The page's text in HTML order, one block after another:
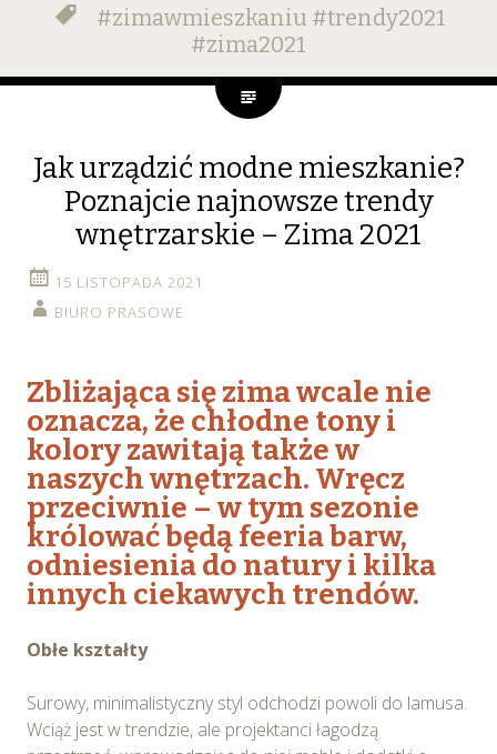
#zimawmieszkaniu #trendy2021
#zima2021
Jak urządzić modne mieszkanie?
Poznajcie najnowsze trendy
wnętrzarskie – Zima 2021
15 LISTOPADA 2021
BIURO PRASOWE
Zbliżająca się zima wcale nie
oznacza, że chłodne tony i
kolory zawitają także w
naszych wnętrzach. Wręcz
przeciwnie – w tym sezonie
królować będą feeria barw,
odniesienia do natury i kilka
innych ciekawych trendów.
Obłe kształty
Surowy, minimalistyczny styl odchodzi powoli do lamusa.
Wciąż jest w trendzie, ale projektanci łagodzą